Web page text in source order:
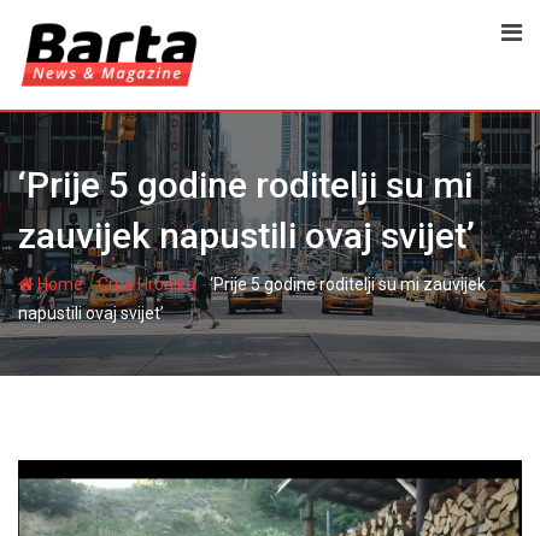
content
‘Prije 5 godine roditelji su mi
zauvijek napustili ovaj svijet’
Home-Crna Hronika-‘Prije 5 godine roditelji su mi zauvijek
napustili ovaj svijet’